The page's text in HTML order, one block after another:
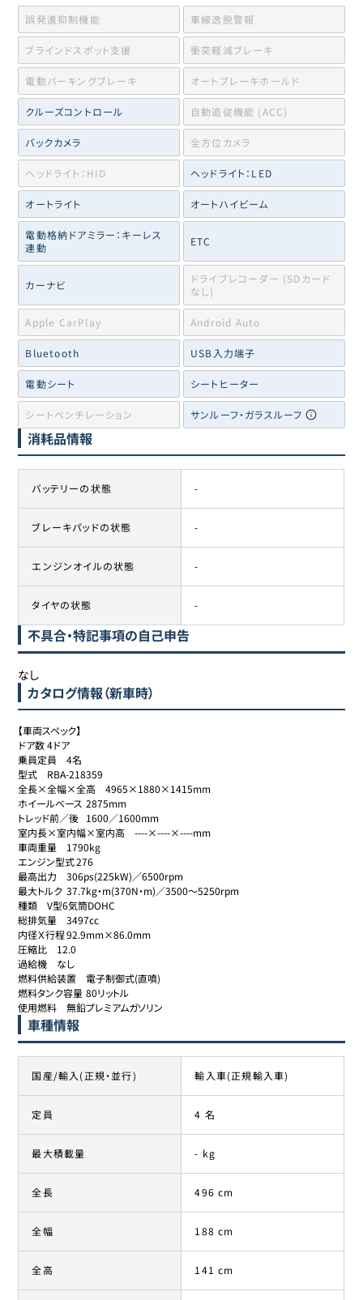
誤発進抑制機能 車線逸脱警報
ブラインドスポット支援 衝突軽減ブレーキ
電動パーキングブレーキ オートブレーキホールド
クルーズコントロール 自動追従機能 (ACC)
バックカメラ 全方位カメラ
ヘッドライト：HID ヘッドライト：LED
オートライト オートハイビーム
電動格納ドアミラー：キーレス
連動
ETC
カーナビ
ドライブレコーダー (SDカード
なし)
Apple CarPlay Android Auto
Bluetooth USB入力端子
電動シート シートヒーター
シートベンチレーション サンルーフ・ガラスルーフ
消耗品情報
バッテリーの状態 -
ブレーキパッドの状態 -
エンジンオイルの状態 -
タイヤの状態 -
不具合・特記事項の自己申告
なし
カタログ情報（新車時）
【車両スペック】
ドア数	4ドア
乗員定員	4名
型式	RBA-218359
全長×全幅×全高	4965×1880×1415mm
ホイールベース	2875mm
トレッド前／後	1600／1600mm
室内長×室内幅×室内高	----×----×----mm
車両重量	1790kg
エンジン型式	276
最高出力	306ps(225kW)／6500rpm
最大トルク	37.7kg・m(370N・m)／3500～5250rpm
種類	V型6気筒DOHC
総排気量	3497cc
内径Ｘ行程	92.9mm×86.0mm
圧縮比	12.0
過給機	なし
燃料供給装置	電子制御式(直噴)
燃料タンク容量	80リットル
使用燃料	無鉛プレミアムガソリン
車種情報
国産/輸入(正規・並行) 輸入車(正規輸入車)
定員 4 名
最大積載量 - kg
全長 496 cm
全幅 188 cm
全高 141 cm